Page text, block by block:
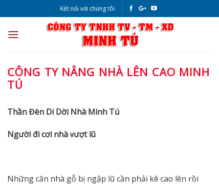
to
content
Kết nối với chúng tôi
CÔNG TY NÂNG NHÀ LÊN CAO MINH
TÚ
Thần Đèn Di Dời Nhà Minh Tú
Người đi cơi nhà vượt lũ
Những căn nhà gỗ bị ngập lũ cần phải kê cao lên rồi